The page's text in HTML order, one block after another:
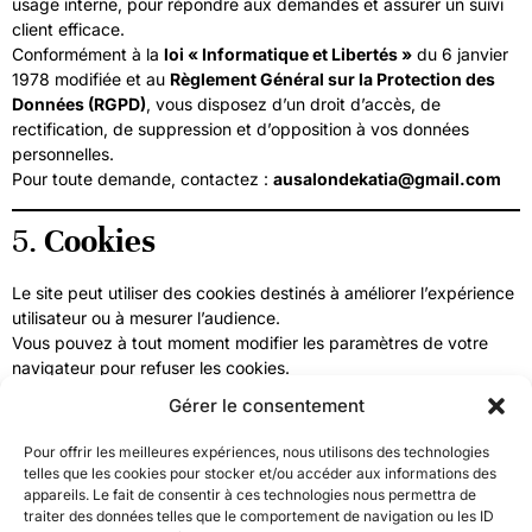
Gérer le consentement
Pour offrir les meilleures expériences, nous utilisons des technologies
telles que les cookies pour stocker et/ou accéder aux informations des
appareils. Le fait de consentir à ces technologies nous permettra de
traiter des données telles que le comportement de navigation ou les ID
usage interne, pour répondre aux demandes et assurer un suivi
client efficace.
Conformément à la loi « Informatique et Libertés » du 6 janvier
1978 modifiée et au Règlement Général sur la Protection des
Données (RGPD), vous disposez d’un droit d’accès, de
rectification, de suppression et d’opposition à vos données
personnelles.
Pour toute demande, contactez : ausalondekatia@gmail.com
5. Cookies
Le site peut utiliser des cookies destinés à améliorer l’expérience
utilisateur ou à mesurer l’audience.
Vous pouvez à tout moment modifier les paramètres de votre
navigateur pour refuser les cookies.
L’éditrice met tout en œuvre pour assurer l’exactitude et la mise
à jour des informations diffusées sur le site, mais ne peut en